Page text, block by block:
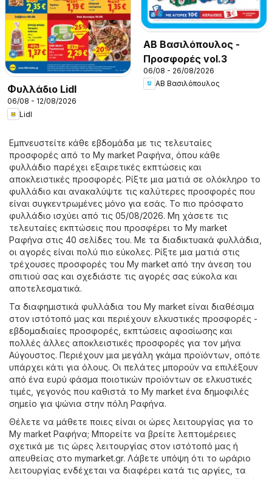
Φυλλάδιο Lidl
06/08 - 12/08/2026
Lidl
ΑΒ Βασιλόπουλος -
Προσφορές vol.3
06/08 - 26/08/2026
ΑΒ Βασιλόπουλος
Εμπνευστείτε κάθε εβδομάδα με τις τελευταίες
προσφορές από το My market Ραφήνα, όπου κάθε
φυλλάδιο παρέχει εξαιρετικές εκπτώσεις και
αποκλειστικές προσφορές. Ρίξτε μια ματιά σε ολόκληρο το
φυλλάδιο και ανακαλύψτε τις καλύτερες προσφορές που
είναι συγκεντρωμένες μόνο για εσάς. Το πιο πρόσφατο
φυλλάδιο ισχύει από τις 05/08/2026. Μη χάσετε τις
τελευταίες εκπτώσεις που προσφέρει το My market
Ραφήνα στις 40 σελίδες του. Με τα διαδικτυακά φυλλάδια,
οι αγορές είναι πολύ πιο εύκολες. Ρίξτε μια ματιά στις
τρέχουσες προσφορές του My market από την άνεση του
σπιτιού σας και σχεδιάστε τις αγορές σας εύκολα και
αποτελεσματικά.
Τα διαφημιστικά φυλλάδια του My market είναι διαθέσιμα
στον ιστότοπό μας και περιέχουν ελκυστικές προσφορές -
εβδομαδιαίες προσφορές, εκπτώσεις αφοσίωσης και
πολλές άλλες αποκλειστικές προσφορές για τον μήνα
Αύγουστος. Περιέχουν μια μεγάλη γκάμα προϊόντων, οπότε
υπάρχει κάτι για όλους. Οι πελάτες μπορούν να επιλέξουν
από ένα ευρύ φάσμα ποιοτικών προϊόντων σε ελκυστικές
τιμές, γεγονός που καθιστά το My market ένα δημοφιλές
σημείο για ψώνια στην πόλη Ραφήνα.
Θέλετε να μάθετε ποιες είναι οι ώρες λειτουργίας για το
My market Ραφήνα; Μπορείτε να βρείτε λεπτομέρειες
σχετικά με τις ώρες λειτουργίας στον ιστότοπό μας ή
απευθείας στο mymarket.gr. Λάβετε υπόψη ότι το ωράριο
λειτουργίας ενδέχεται να διαφέρει κατά τις αργίες, τα